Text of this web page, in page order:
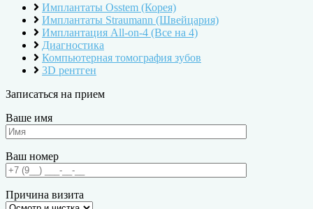
Имплантаты Osstem (Корея)
Имплантаты Straumann (Швейцария)
Имплантация All-on-4 (Все на 4)
Диагностика
Компьютерная томография зубов
3D рентген
Записаться на прием
Ваше имя
Ваш номер
Причина визита